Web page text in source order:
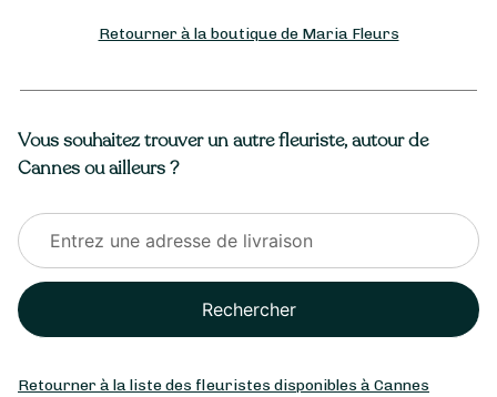
Retourner à la boutique de Maria Fleurs
Vous souhaitez trouver un autre fleuriste, autour de
Cannes ou ailleurs ?
Rechercher
Retourner à la liste des fleuristes disponibles à Cannes